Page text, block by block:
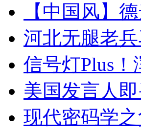
【中国风】
河北无腿老
信号灯Plus！
美国发言人
现代密码学